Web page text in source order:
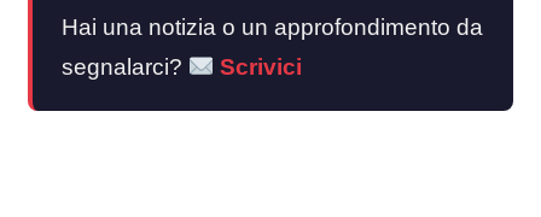
Hai una notizia o un approfondimento da
segnalarci?
Scrivici